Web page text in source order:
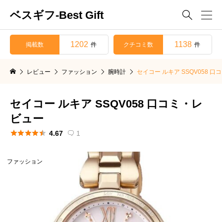
ベスギフ-Best Gift 
掲載数 1202 件 クチコミ数 1138 件
レビュー ファッション 腕時計 セイコー ルキア SSQV058 口
セイコー ルキア SSQV058 口コミ・レ
ビュー
 4.67  1
ファッション